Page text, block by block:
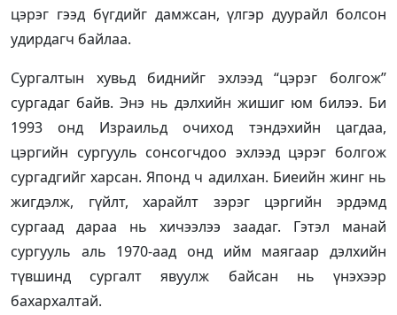
цэрэг гээд бүгдийг дамжсан, үлгэр дуурайл болсон
удирдагч байлаа.
Сургалтын хувьд биднийг эхлээд “цэрэг болгож”
сургадаг байв. Энэ нь дэлхийн жишиг юм билээ. Би
1993 онд Израильд очиход тэндэхийн цагдаа,
цэргийн сургууль сонсогчдоо эхлээд цэрэг болгож
сургадгийг харсан. Японд ч адилхан. Биеийн жинг нь
жигдэлж, гүйлт, харайлт зэрэг цэргийн эрдэмд
сургаад дараа нь хичээлээ заадаг. Гэтэл манай
сургууль аль 1970-аад онд ийм маягаар дэлхийн
түвшинд сургалт явуулж байсан нь үнэхээр
бахархалтай.